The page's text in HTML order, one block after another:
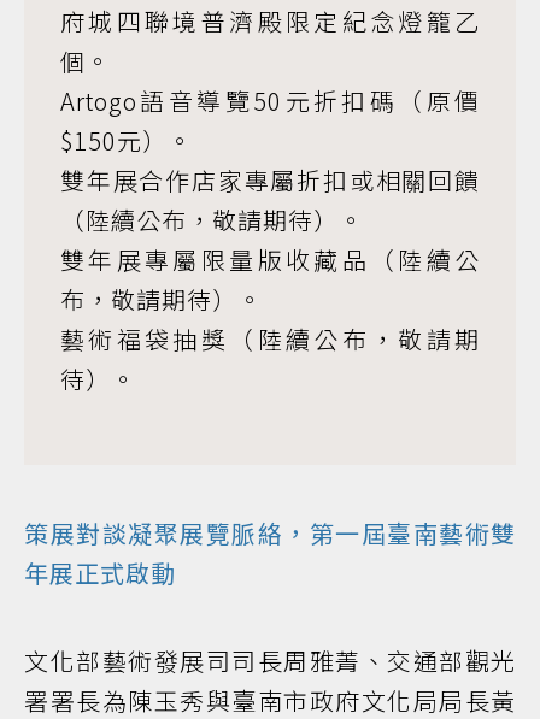
府城四聯境普濟殿限定紀念燈籠乙
個。
Artogo語音導覽50元折扣碼（原價
$150元）。
雙年展合作店家專屬折扣或相關回饋
（陸續公布，敬請期待）。
雙年展專屬限量版收藏品（陸續公
布，敬請期待）。
藝術福袋抽獎（陸續公布，敬請期
待）。
策展對談凝聚展覽脈絡，第一屆臺南藝術雙
年展正式啟動
文化部藝術發展司司長周雅菁、交通部觀光
署署長為陳玉秀與臺南市政府文化局局長黃